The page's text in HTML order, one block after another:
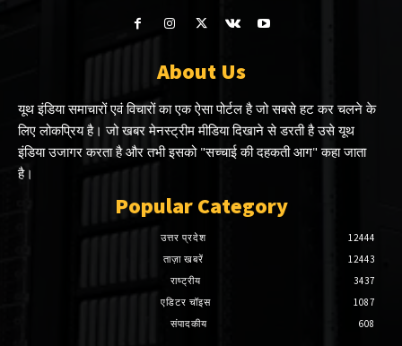
About Us
यूथ इंडिया समाचारों एवं विचारों का एक ऐसा पोर्टल है जो सबसे हट कर चलने के
लिए लोकप्रिय है। जो खबर मेनस्ट्रीम मीडिया दिखाने से डरती है उसे यूथ
इंडिया उजागर करता है और तभी इसको "सच्चाई की दहकती आग" कहा जाता
है।
Popular Category
उत्तर प्रदेश
12444
ताज़ा खबरें
12443
राष्ट्रीय
3437
एडिटर चॉइस
1087
संपादकीय
608